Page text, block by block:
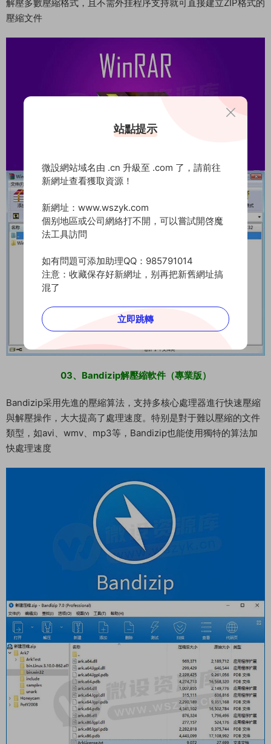
解壓多數壓縮格式，且不需外挂程序支持就可直接建立ZIP格式的
壓縮文件
03、Bandizip解壓縮軟件（專業版）
Bandizip采用先進的壓縮算法，支持多核心處理器進行快速壓縮
與解壓操作，大大提高了處理速度。特别是對于難以壓縮的文件
類型，如avi、wmv、mp3等，Bandizip也能使用獨特的算法加
快處理速度
站點提示
微設網站域名由 .cn 升級至 .com 了，請前往
新網址查看獲取資源！
新網址：www.wszyk.com
個别地區或公司網絡打不開，可以嘗試開啓魔
法工具訪問
如有問題可添加助理QQ：985791014
注意：收藏保存好新網址，别再把新舊網址搞
混了
立即跳轉